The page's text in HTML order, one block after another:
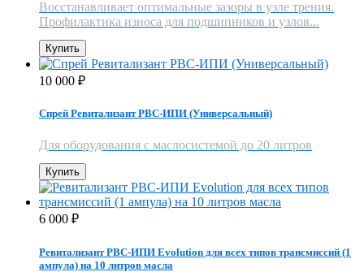
Восстанавливает оптимальные зазоры в узле трения.
Профилактика износа для подшипников и узлов...
Купить
10 000 ₽
Спрей Ревитализант РВС-ИПИ (Универсальный)
Для оборудования с маслосистемой до 20 литров
Купить
6 000 ₽
Ревитализант РВС-ИПИ Evolution для всех типов трансмиссий (1
ампула) на 10 литров масла